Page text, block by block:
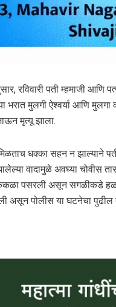
रविवारी पती म्हमाजी आणि
भरात मुलगी ऐश्वर्या आणि
मृत्यू झाला.
मिळताच धक्का सहन न झाल्याने
वादामुळे अवघ्या चोवीस
पसरली असून सगळीकडे
असून पोलीस या घटनेचा